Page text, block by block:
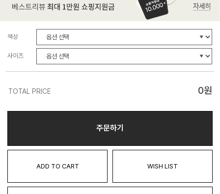
색상
사이즈
TOTAL PRICE 0원
주문하기
ADD TO CART WISH LIST